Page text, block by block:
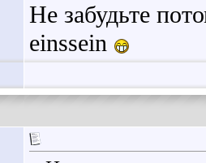
Не забудьте
einssein